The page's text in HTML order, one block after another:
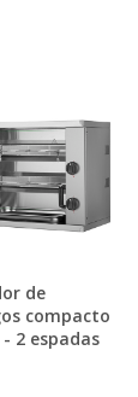
de
compacto
2 espadas